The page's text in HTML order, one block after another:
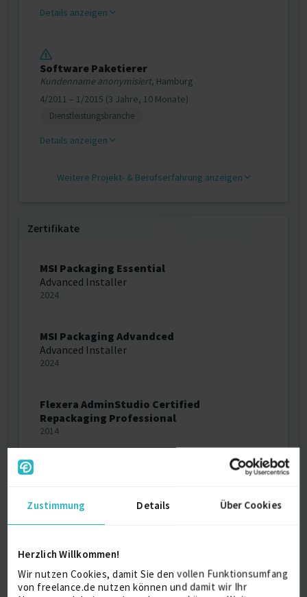
Zustimmung Details Über Cookies
Herzlich Willkommen!
Wir nutzen Cookies, damit Sie den vollen Funktionsumfang
von freelance.de nutzen können und damit wir Ihr
Details anzeigen
Software Paketierer
Kundenname anonymisiert, Hamburg
4/2011 – 1/2015 (3 Jahre, 10 Monate)
Dienstleistungsbranche
Details anzeigen
Weitere Projekt‐ & Berufserfahrung anzeigen
Zertifikate
MSI Packaging Essential
Advanced Installer
2024
MSI Packaging Advandced
Advanced Installer
2024
Flexera AdminStudio Certified
Repackaging Professional
2014
MCSE
MCITP
2011